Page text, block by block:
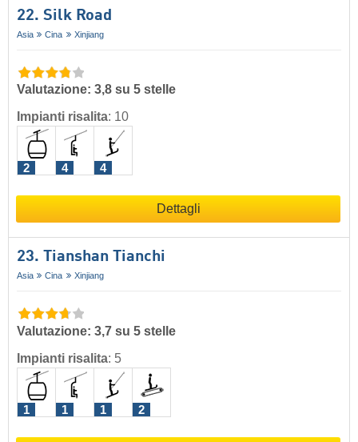
22. Silk Road
Asia Cina Xinjiang
Valutazione: 3,8 su 5 stelle
Impianti risalita: 10
2 4 4
Dettagli
23. Tianshan Tianchi
Asia Cina Xinjiang
Valutazione: 3,7 su 5 stelle
Impianti risalita: 5
1 1 1 2